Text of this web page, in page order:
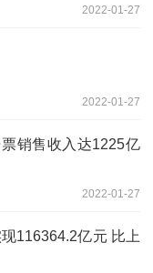
2022-01-27
2022-01-27
销售收入达1225亿
2022-01-27
116364.2亿元 比上